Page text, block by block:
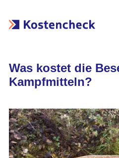
Was kostet die
Kampfmitteln?